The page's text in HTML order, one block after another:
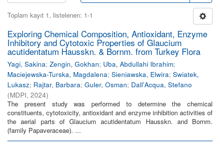
Toplam kayıt 1, listelenen: 1-1
Exploring Chemical Composition, Antioxidant, Enzyme
Inhibitory and Cytotoxic Properties of Glaucium
acutidentatum Hausskn. & Bornm. from Turkey Flora
Yagi, Sakina; Zengin, Gokhan; Uba, Abdullahi Ibrahim;
Maciejewska-Turska, Magdalena; Sieniawska, Elwira; Swiatek,
Lukasz; Rajtar, Barbara; Guler, Osman; Dall'Acqua, Stefano
(MDPI, 2024)
The present study was performed to determine the chemical
constituents, cytotoxicity, antioxidant and enzyme inhibition activities of
the aerial parts of Glaucium acutidentatum Hausskn. and Bornm.
(family Papaveraceae). ...